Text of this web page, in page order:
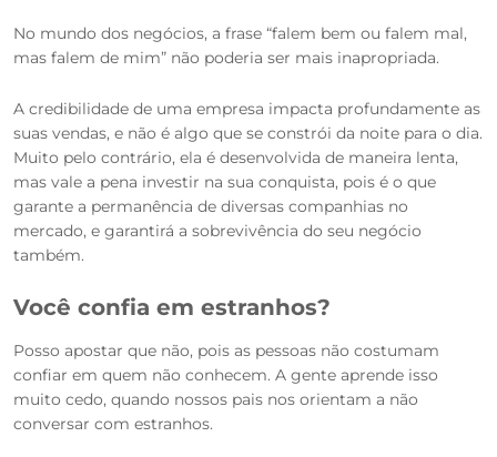
No mundo dos negócios, a frase “falem bem ou falem mal,
mas falem de mim” não poderia ser mais inapropriada.
A credibilidade de uma empresa impacta profundamente as
suas vendas, e não é algo que se constrói da noite para o dia.
Muito pelo contrário, ela é desenvolvida de maneira lenta,
mas vale a pena investir na sua conquista, pois é o que
garante a permanência de diversas companhias no
mercado, e garantirá a sobrevivência do seu negócio
também.
Você confia em estranhos?
Posso apostar que não, pois as pessoas não costumam
confiar em quem não conhecem. A gente aprende isso
muito cedo, quando nossos pais nos orientam a não
conversar com estranhos.